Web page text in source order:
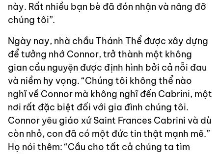
này. Rất nhiều bạn bè đã đón nhận và nâng đỡ
chúng tôi”.
Ngày nay, nhà chầu Thánh Thể được xây dựng
để tưởng nhớ Connor, trở thành một không
gian cầu nguyện được định hình bởi cả nỗi đau
và niềm hy vọng. “Chúng tôi không thể nào
nghĩ về Connor mà không nghĩ đến Cabrini, một
nơi rất đặc biệt đối với gia đình chúng tôi.
Connor yêu giáo xứ Saint Frances Cabrini và dù
còn nhỏ, con đã có một đức tin thật mạnh mẽ.”
Họ nói thêm: “Cầu cho tất cả chúng ta tìm